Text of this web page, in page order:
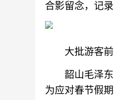
合影留念，记
大批游客前
韶山毛泽东同
为应对春节假